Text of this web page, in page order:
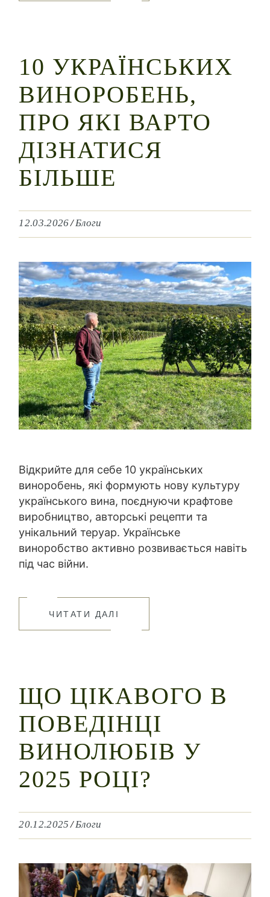
10 УКРАЇНСЬКИХ
ВИНОРОБЕНЬ,
ПРО ЯКІ ВАРТО
ДІЗНАТИСЯ
БІЛЬШЕ
12.03.2026 Блоги
Відкрийте для себе 10 українських
виноробень, які формують нову культуру
українського вина, поєднуючи крафтове
виробництво, авторські рецепти та
унікальний теруар. Українське
виноробство активно розвивається навіть
під час війни.
ЧИТАТИ ДАЛІ
ЩО ЦІКАВОГО В
ПОВЕДІНЦІ
ВИНОЛЮБІВ У
2025 РОЦІ?
20.12.2025 Блоги